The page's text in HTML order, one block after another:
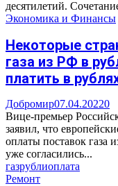
десятилетий.
Экономика и Финансы
Некоторые
газа из РФ в
платить в
Добромир07.04.20220
Вице-премьер
заявил, что
оплаты поставок газа
уже согласились...
газрублиоплата
Ремонт